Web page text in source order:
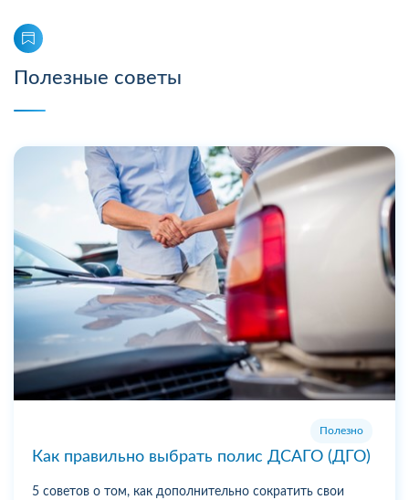
Полезные советы
Полезно
Как правильно выбрать полис ДСАГО (ДГО)
5 советов о том, как дополнительно сократить свои